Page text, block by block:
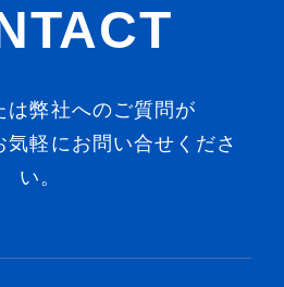
は弊社へのご質問が
気軽にお問い合せくださ
い。